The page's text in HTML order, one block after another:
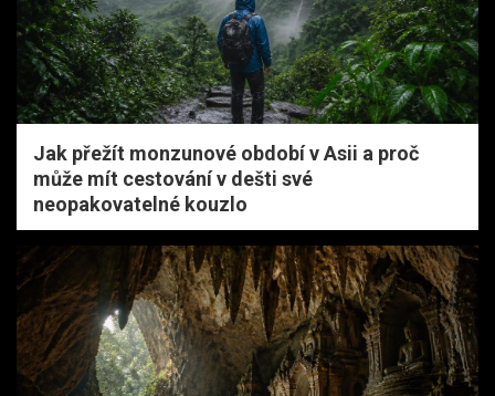
Jak přežít monzunové období v Asii a proč
může mít cestování v dešti své
neopakovatelné kouzlo